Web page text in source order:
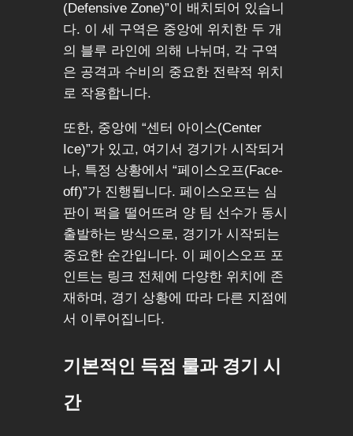
(Defensive Zone)”이 배치되어 있습니
다. 이 세 구역은 중앙에 위치한 두 개
의 블루 라인에 의해 나뉘며, 각 구역
은 공격과 수비의 중요한 전략적 위치
로 작용합니다.
또한, 중앙에 “센터 아이스(Center
Ice)”가 있고, 여기서 경기가 시작되거
나, 특정 상황에서 “페이스오프(Face-
off)”가 진행됩니다. 페이스오프는 심
판이 퍽을 떨어뜨려 양 팀 선수가 동시
출발하는 방식으로, 경기가 시작되는
중요한 순간입니다. 이 페이스오프 포
인트는 링크 전체에 다양한 위치에 존
재하며, 경기 상황에 따라 다른 지점에
서 이루어집니다.
기본적인 득점 룰과 경기 시
간